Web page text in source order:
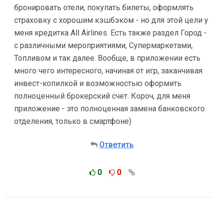
бронировать отели, покупать билеты, оформлять
страховку с хорошим кэшбэком - но для этой цели у
меня кредитка All Airlines. Есть также раздел Город -
с различными мероприятиями, Супермаркетами,
Топливом и так далее. Вообще, в приложении есть
много чего интересного, начиная от игр, заканчивая
инвест-копилкой и возможностью оформить
полноценный брокерский счет. Короч, для меня
приложение - это полноценная замена банковского
отделения, только в смартфоне)
Ответить
0 0